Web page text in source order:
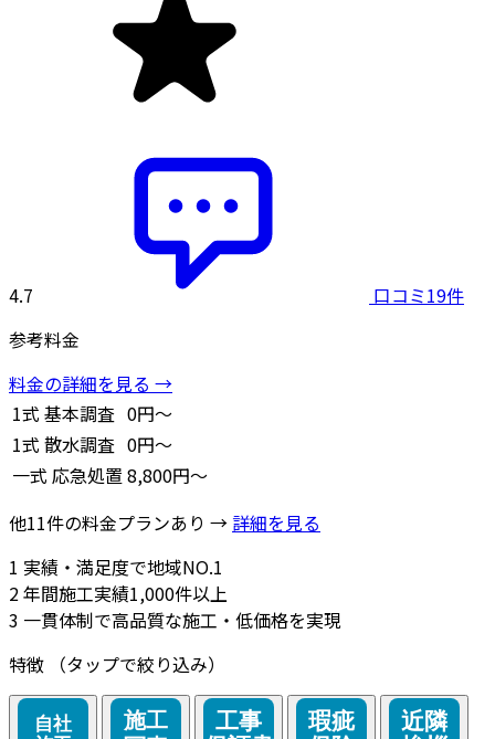
4.7
口コミ19件
参考料金
料金の詳細を見る →
1式 基本調査 0円～
1式 散水調査 0円～
一式 応急処置 8,800円～
他11件の料金プランあり → 詳細を見る
1 実績・満足度で地域NO.1
2年間施工実績1,000件以上
3 一貫体制で高品質な施工・低価格を実現
特徴
（タップで絞り込み）